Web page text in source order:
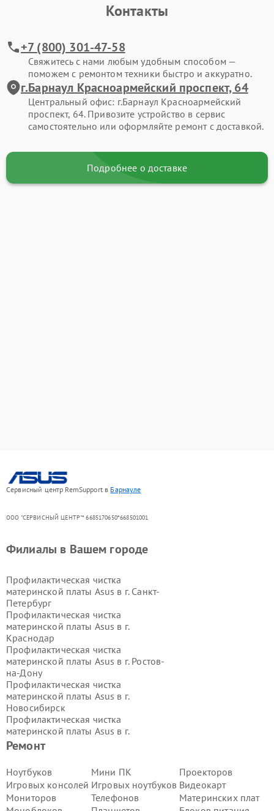
Контакты
+7 (800) 301-47-58
Свяжитесь с нами любым удобным способом —
поможем с ремонтом техники быстро и аккуратно.
г.Барнаул Красноармейский проспект, 64
Центральный офис: г.Барнаул Красноармейский
проспект, 64. Привозите устройство в сервис
самостоятельно или оформляйте ремонт с доставкой.
Подробнее о доставке
Сервисный центр RemSupport в Барнауле
ООО "СЕРВИСНЫЙ ЦЕНТР"* 6685170650*668501001
Ремонт
Ноутбуков
Игровых консолей
Мониторов
Мини ПК
Игровых ноутбуков
Телефонов
Проекторов
Видеокарт
Материнских плат
Филиалы в Вашем городе
Профилактическая чистка
материнской платы Asus в г. Санкт-
Петербург
Профилактическая чистка
материнской платы Asus в г.
Краснодар
Профилактическая чистка
материнской платы Asus в г. Ростов-
на-Дону
Профилактическая чистка
материнской платы Asus в г.
Новосибирск
Профилактическая чистка
материнской платы Asus в г.
Екатеринбург
материнской платы Asus в г.
Профилактическая чистка
материнской платы Asus в г.
Воронеж